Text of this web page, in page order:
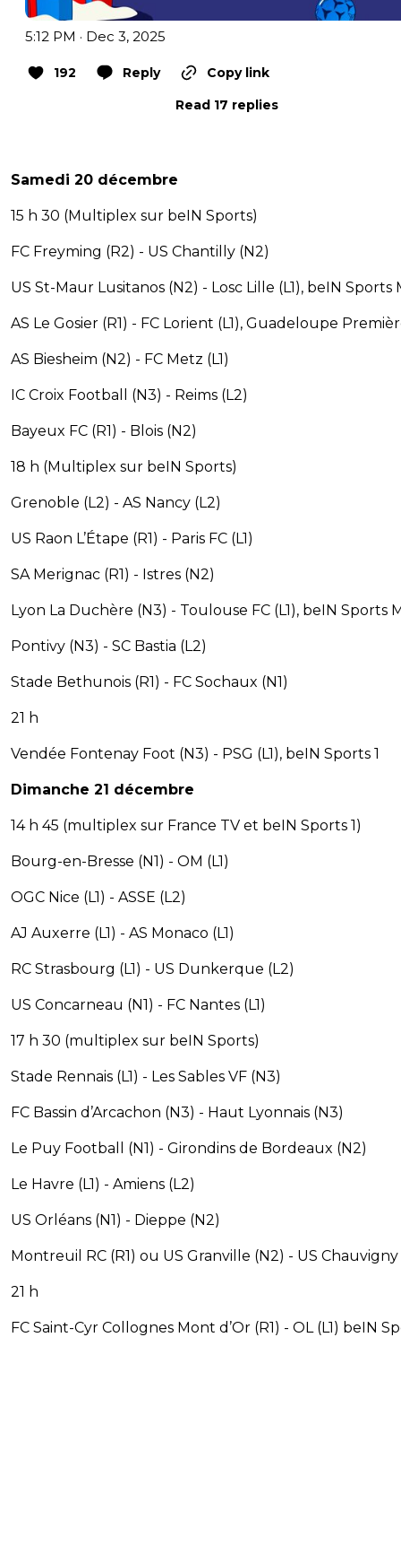
5:12 PM · Dec 3, 2025
192 Reply
Copy link
Read 17 replies
Samedi 20 décembre
15 h 30 (Multiplex sur beIN Sports)
FC Freyming (R2) - US Chantilly (N2)
US St-Maur Lusitanos (N2) - Losc Lille (L1), beIN Sports
AS Le Gosier (R1) - FC Lorient (L1), Guadeloupe
AS Biesheim (N2) - FC Metz (L1)
IC Croix Football (N3) - Reims (L2)
Bayeux FC (R1) - Blois (N2)
18 h (Multiplex sur beIN Sports)
Grenoble (L2) - AS Nancy (L2)
US Raon L’Étape (R1) - Paris FC (L1)
SA Merignac (R1) - Istres (N2)
Lyon La Duchère (N3) - Toulouse FC (L1), beIN Sports
Pontivy (N3) - SC Bastia (L2)
Stade Bethunois (R1) - FC Sochaux (N1)
21 h
Vendée Fontenay Foot (N3) - PSG (L1), beIN Sports 1
Dimanche 21 décembre
14 h 45 (multiplex sur France TV et beIN Sports 1)
Bourg-en-Bresse (N1) - OM (L1)
OGC Nice (L1) - ASSE (L2)
AJ Auxerre (L1) - AS Monaco (L1)
RC Strasbourg (L1) - US Dunkerque (L2)
US Concarneau (N1) - FC Nantes (L1)
17 h 30 (multiplex sur beIN Sports)
Stade Rennais (L1) - Les Sables VF (N3)
FC Bassin d’Arcachon (N3) - Haut Lyonnais (N3)
Le Puy Football (N1) - Girondins de Bordeaux (N2)
Le Havre (L1) - Amiens (L2)
US Orléans (N1) - Dieppe (N2)
Montreuil RC (R1) ou US Granville (N2) - US
21 h
FC Saint-Cyr Collognes Mont d’Or (R1) - OL (L1) beIN